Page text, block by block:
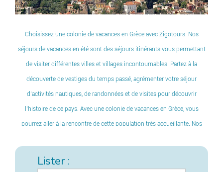
Choisissez une colonie de vacances en Grèce avec Zigotours. Nos
séjours de vacances en été sont des séjours itinérants vous permettant
de visiter différentes villes et villages incontournables. Partez à la
découverte de vestiges du temps passé, agrémenter votre séjour
d’activités nautiques, de randonnées et de visites pour découvrir
l’histoire de ce pays. Avec une colonie de vacances en Grèce, vous
pourrez aller à la rencontre de cette population très accueillante. Nos
vacances unique !
Lister :